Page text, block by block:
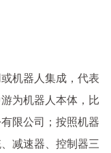
机器人集成，代表
为机器人本体，比
限公司；按照机器
减速器、控制器三